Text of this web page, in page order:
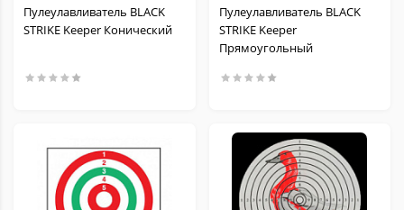
Пулеулавливатель BLACK
STRIKE Keeper Конический
Пулеулавливатель BLACK
STRIKE Keeper
Прямоугольный